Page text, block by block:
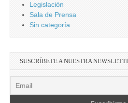
Legislación
Sala de Prensa
Sin categoría
SUSCRÍBETE A NUESTRA